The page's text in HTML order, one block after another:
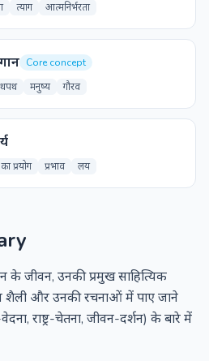
त्याग आत्मनिर्भरता
Core concept
मनुष्य गौरव
प्रयोग प्रभाव लय
के जीवन, उनकी प्रमुख साहित्यिक
और उनकी रचनाओं में पाए जाने
राष्ट्र-चेतना, जीवन-दर्शन) के बारे में